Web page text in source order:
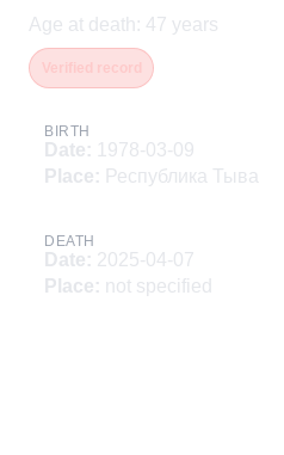
Age at death : 47 years
BIRTH
Date: 1978-03-09
Place: Республика Тыва
DEATH
Date: 2025-04-07
Place: not specified